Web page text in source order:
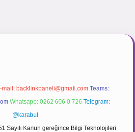
mail: backlinkpaneli@gmail.com Teams:
Whatsapp: 0262 606 0 726 Telegram:
@karabul
Sayılı Kanun gereğince Bilgi Teknolojileri